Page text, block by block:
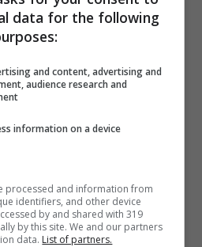
calde dopo aver
con il pistacchio
grossolana.
Di Lucia
data for the following
and content, advertising and
audience research and
information on a device
processed and information from
identifiers, and other device
by and shared with 319
by this site. We and our partners
data. List of partners.